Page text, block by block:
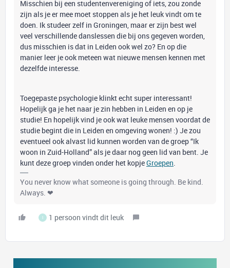
Misschien bij een studentenvereniging of iets, zou zonde
zijn als je er mee moet stoppen als je het leuk vindt om te
doen. Ik studeer zelf in Groningen, maar er zijn best wel
veel verschillende danslessen die bij ons gegeven worden,
dus misschien is dat in Leiden ook wel zo? En op die
manier leer je ook meteen wat nieuwe mensen kennen met
dezelfde interesse.
Toegepaste psychologie klinkt echt super interessant!
Hopelijk ga je het naar je zin hebben in Leiden en op je
studie! En hopelijk vind je ook wat leuke mensen voordat de
studie begint die in Leiden en omgeving wonen! :) Je zou
eventueel ook alvast lid kunnen worden van de groep “Ik
woon in Zuid-Holland” als je daar nog geen lid van bent. Je
kunt deze groep vinden onder het kopjeGroepen.
You never know what someone is going through. Be kind.
Always. ❤
I 1 persoon vindt dit leuk